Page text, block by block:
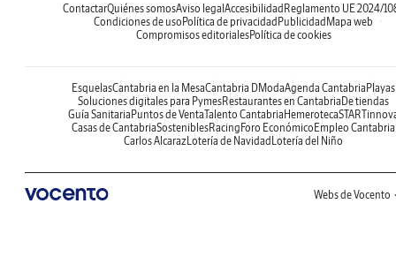
ContactarQuiénes somosAviso legalAccesibilidadReglamento UE 2024/
Condiciones de usoPolítica de privacidadPublicidadMapa web
Compromisos editorialesPolítica de cookies
EsquelasCantabria en la MesaCantabria DModaAgenda CantabriaPlayas
Soluciones digitales para PymesRestaurantes en CantabriaDe tiendas
Guía SanitariaPuntos de VentaTalento CantabriaHemeroteca
Casas de CantabriaSosteniblesRacingForo EconómicoEmpleo Cantabria
Carlos AlcarazLotería de NavidadLotería del Niño
Webs de Vocento